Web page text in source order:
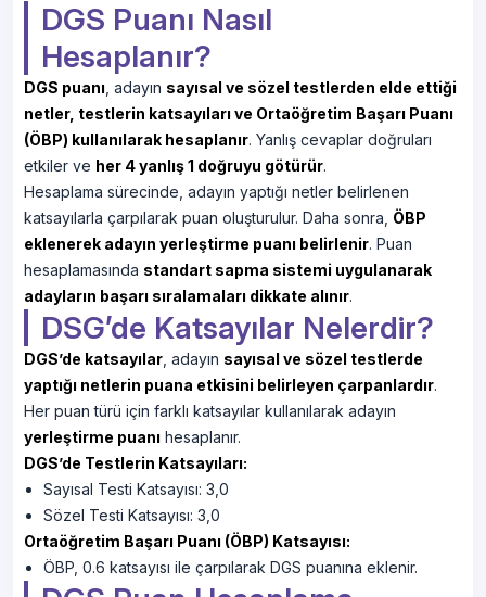
DGS Puanı Nasıl
Hesaplanır?
DGS puanı , adayın sayısal ve sözel testlerden elde ettiği
netler, testlerin katsayıları ve Ortaöğretim Başarı Puanı
(ÖBP) kullanılarak hesaplanır. Yanlış cevaplar doğruları
etkiler ve her 4 yanlış 1 doğruyu götürür.
Hesaplama sürecinde, adayın yaptığı netler belirlenen
katsayılarla çarpılarak puan oluşturulur. Daha sonra, ÖBP
eklenerek adayın yerleştirme puanı belirlenir. Puan
hesaplamasında standart sapma sistemi uygulanarak
adayların başarı sıralamaları dikkate alınır.
DSG’de Katsayılar Nelerdir?
DGS’de katsayılar , adayın sayısal ve sözel testlerde
yaptığı netlerin puana etkisini belirleyen çarpanlardır.
Her puan türü için farklı katsayılar kullanılarak adayın
yerleştirme puanı hesaplanır.
DGS’de Testlerin Katsayıları:
Sayısal Testi Katsayısı: 3,0
Sözel Testi Katsayısı: 3,0
Ortaöğretim Başarı Puanı (ÖBP) Katsayısı:
ÖBP, 0.6 katsayısı ile çarpılarak DGS puanına eklenir.